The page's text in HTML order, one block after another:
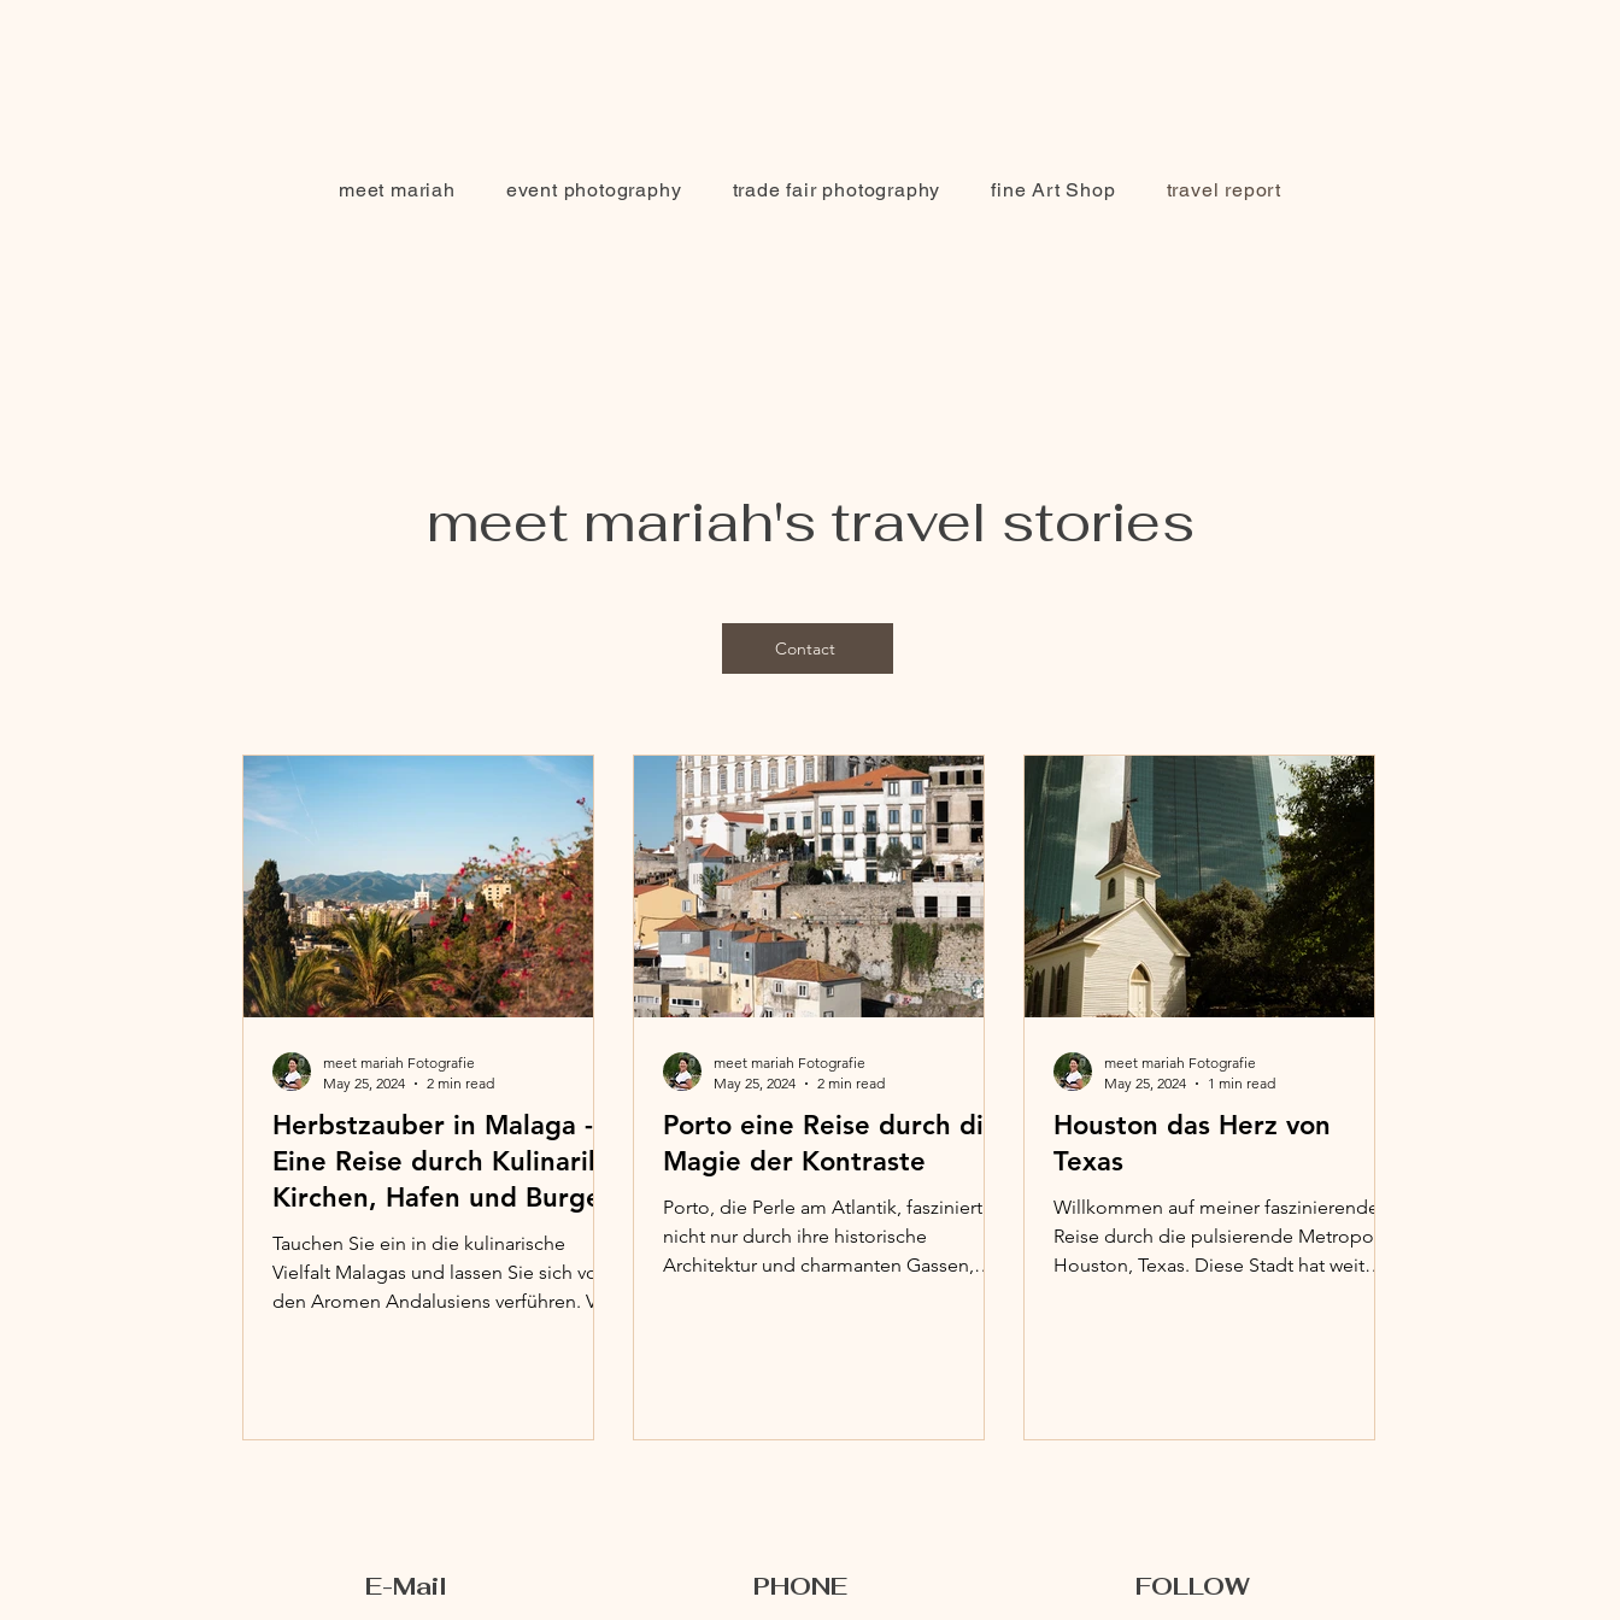
meet mariah event photography trade fair photography fine Art Shop travel report
meet mariah's travel stories
Contact
Herbstzauber in Malaga -
Eine Reise durch Kulinarik,
Kirchen, Hafen und Burgen
Tauchen Sie ein in die kulinarische
Vielfalt Malagas und lassen Sie sich von
den Aromen Andalusiens verführen. Von
meet mariah Fotografie
May 25, 2024
2 min read
Porto eine Reise durch die
Magie der Kontraste
Porto, die Perle am Atlantik, fasziniert
nicht nur durch ihre historische
Architektur und charmanten Gassen,
meet mariah Fotografie
May 25, 2024
2 min read
Houston das Herz von
Texas
Willkommen auf meiner faszinierenden
Reise durch die pulsierende Metropole
Houston, Texas. Diese Stadt hat weit
meet mariah Fotografie
May 25, 2024
1 min read
E-Mail PHONE FOLLOW